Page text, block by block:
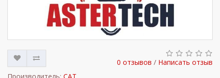
0 отзывов / Написать отзыв
Производитель: CAT